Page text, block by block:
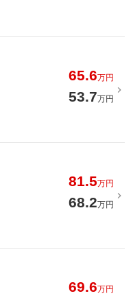
65.6万円
53.7万円
81.5万円
68.2万円
69.6万円